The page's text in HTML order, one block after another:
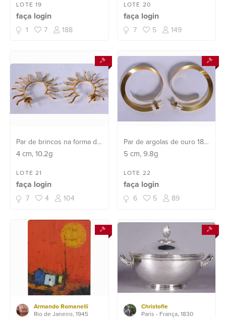
LOTE 19
faça login
1 7 188
encontra na loja)
LOTE 20
faça login
7 5 149
Par de brincos na forma de
sol de ouro 18 k. (Por
peça não se encontra na
loja).
4 cm, 10.2g
LOTE 21
faça login
7 4 104
Par de argolas de ouro 18 k
(Por motivos de segurança
loja)
5 cm, 9.8g
LOTE 22
faça login
6 5 89
Armando Romanelli
Rio de Janeiro, 1945
Christofle
Paris - França, 1830